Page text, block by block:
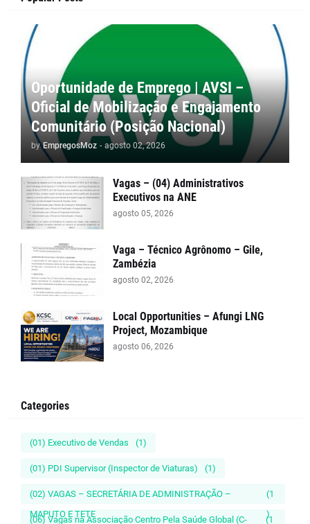
Oportunidade de Emprego | AVSI –
Oficial de Mobilização e Engajamento
Comunitário (Posição Nacional)
by EmpregosMoz - agosto 02, 2026
Vagas – (04) Administrativos
Executivos na ANE
agosto 05, 2026
Vaga – Técnico Agrônomo – Gile,
Zambézia
agosto 02, 2026
Local Opportunities – Afungi LNG
Project, Mozambique
agosto 06, 2026
Categories
(01) Executivo de Vendas (1)
(01) PDI Supervisor (Inspector de Viaturas) (1)
(02) VAGAS – SECRETÁRIA DE ADMINISTRAÇÃO –
MAPUTO E TETE
(1
)
(06) Vagas na Associação Centro Pela Saúde Global (C-
(1